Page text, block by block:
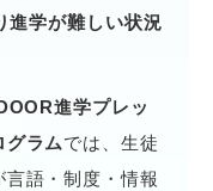
進学が難しい状況
進学プレッ
グラムでは、生徒
言語・制度・情報